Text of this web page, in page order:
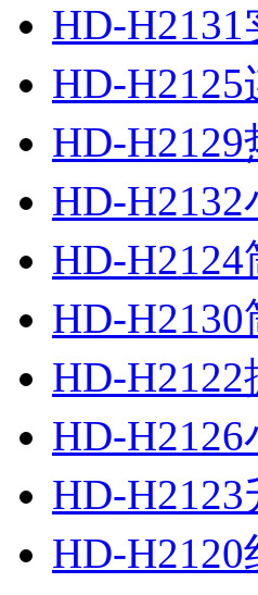
HD-
HD-
HD-
HD-
HD-
HD-
HD-
HD-
HD-
HD-